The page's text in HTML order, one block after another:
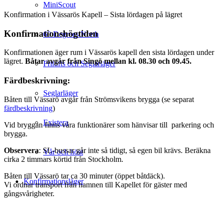
MiniScout
60 Degrees North
Frilufts och Seglarläger
Seglarläger
Existera
Vår och höst
Konfirmationsläger
Konfirmation i Vässarös Kapell – Sista lördagen på lägret
Konfirmationshögtiden
Konfirmationen äger rum i Vässarös kapell den sista lördagen under
lägret. Båtar avgår från Singö mellan kl. 08.30 och 09.45.
Färdbeskrivning:
Båten till Vässarö avgår från Strömsvikens brygga (se separat
färdbeskrivning)
Vid bryggan finns våra funktionärer som hänvisar till parkering och
brygga.
Observera: SL-bussar går inte så tidigt, så egen bil krävs. Beräkna
cirka 2 timmars körtid från Stockholm.
Båten till Vässarö tar ca 30 minuter (öppet båtdäck).
Vi ordnar transport från hamnen till Kapellet för gäster med
gångsvårigheter.